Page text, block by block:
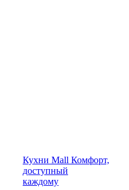
Кухни Mall Комфорт,
доступный
каждому